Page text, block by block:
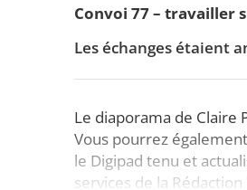
Convoi 77 – travailler
Les échanges étaient
Le diaporama de Claire
Vous pourrez
le Digipad tenu et
services de la